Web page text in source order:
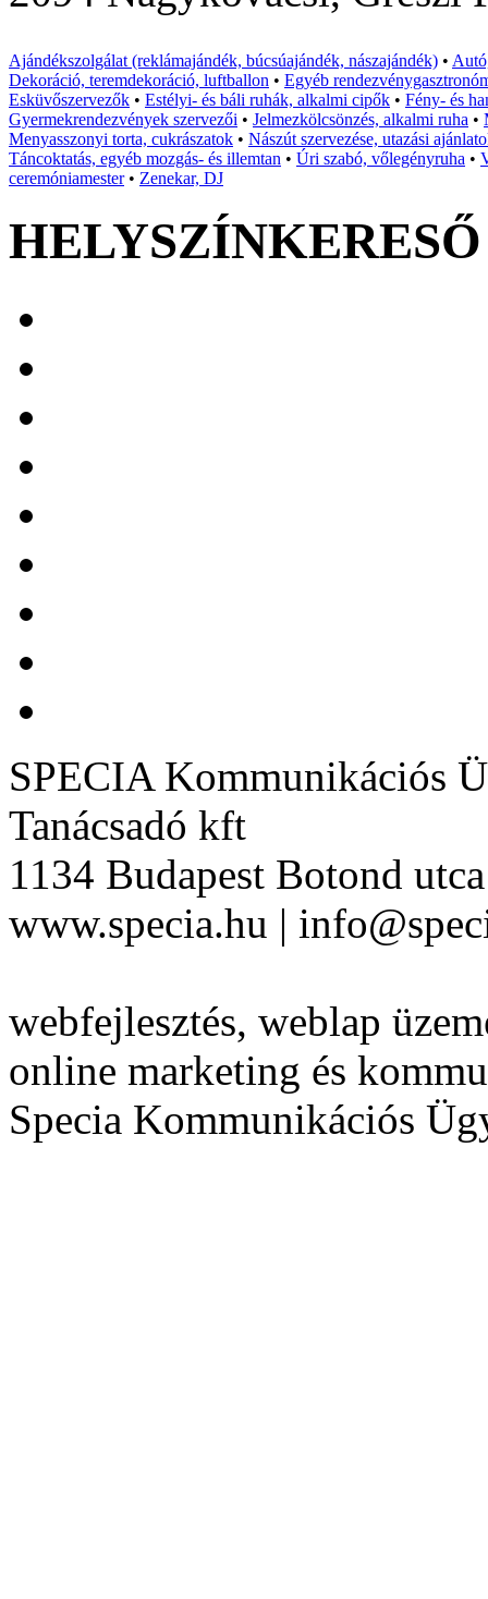
Ajándékszolgálat (reklámajándék, búcsúajándék, nászajándék) •
Dekoráció, teremdekoráció, luftballon • Egyéb
Esküvőszervezők • Estélyi- és báli ruhák, alkalmi cipők • Fény- és
Gyermekrendezvények szervezői • Jelmezkölcsönzés, alkalmi ruha •
Menyasszonyi torta, cukrászatok • Nászút szervezése, utazási
Táncoktatás, egyéb mozgás- és illemtan • Úri szabó, vőlegényruha •
ceremóniamester• Zenekar, DJ
HELYSZÍNKERESŐ
SPECIA Kommunikációs
Tanácsadó kft
1134 Budapest Botond
www.specia.hu |
webfejlesztés, weblap
online marketing és
Specia Kommunikációs